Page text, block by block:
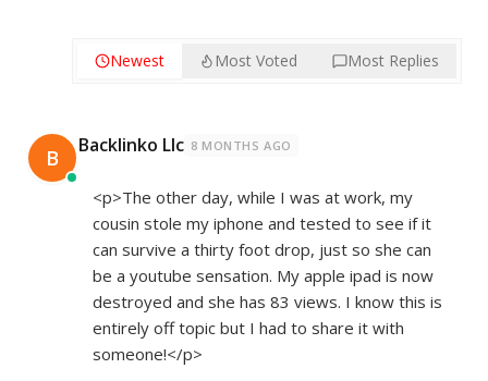
Newest Most Voted Most Replies
B Backlinko Llc 8 MONTHS AGO
<p>The other day, while I was at work, my
cousin stole my iphone and tested to see if it
can survive a thirty foot drop, just so she can
be a youtube sensation. My apple ipad is now
destroyed and she has 83 views. I know this is
entirely off topic but I had to share it with
someone!</p>